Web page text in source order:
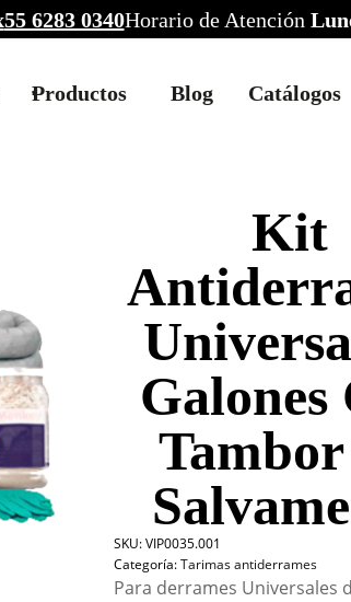
55 6283 0340Horario de Atención
Productos Blog Catálogos
Kit
Galones
SKU:VIP0035.001
Categoría:Tarimas antiderrames
Para derrames Universales